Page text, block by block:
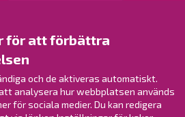
för att förbättra
och de aktiveras automatiskt.
analysera hur webbplatsen används
för sociala medier. Du kan redigera
Kontakt
till personalen
Guidekarta
på Facebook